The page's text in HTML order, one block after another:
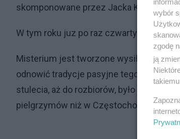
skomponowane przez Jacka Korabitę
W tym roku juz po raz czwarty
Misterium jest tworzone wysiłkiem
odnowić tradycje pasyjne tego miasta -
stulecia, aż do rozbiorów, było
pielgrzymów niż w Częstochowie.
wybór
zgodę
ją